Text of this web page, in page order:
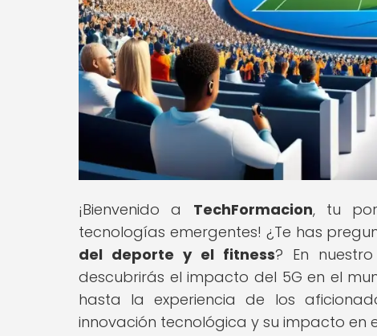
¡Bienvenido a TechFormacion, tu
tecnologías emergentes! ¿Te has
del deporte y el fitness? En
descubrirás el impacto del 5G en el
hasta la experiencia de los
innovación tecnológica y su impacto en